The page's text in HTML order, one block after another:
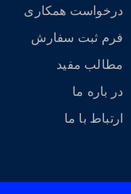
درخواست همکاری
فرم ثبت سفارش
مطالب مفید
در باره ما
ارتباط با ما